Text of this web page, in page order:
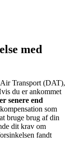
med
Transport (DAT),
du er ankommet
senere end
som
bruge brug af din
dit krav om
fandt